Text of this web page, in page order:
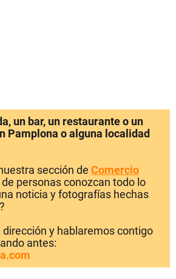
un bar, un restaurante o un
Pamplona o alguna localidad
sección de Comercio
personas conozcan todo lo
noticia y fotografías hechas
dirección y hablaremos contigo
antes: